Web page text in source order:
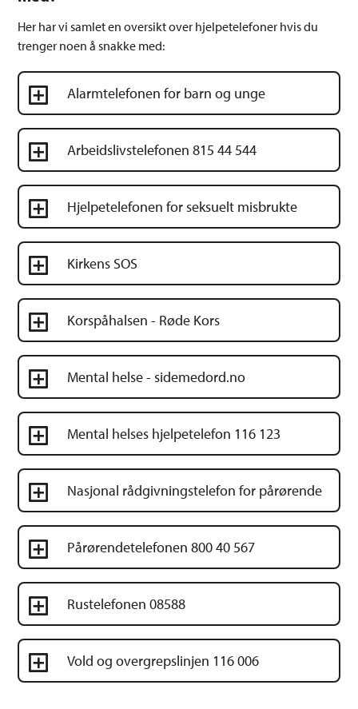
Her har vi samlet en oversikt over hjelpetelefoner hvis du
trenger noen å snakke med:
Alarmtelefonen for barn og unge
Arbeidslivstelefonen 815 44 544
Hjelpetelefonen for seksuelt misbrukte
Kirkens SOS
Korspåhalsen - Røde Kors
Mental helse - sidemedord.no
Mental helses hjelpetelefon 116 123
Nasjonal rådgivningstelefon for pårørende
Pårørendetelefonen 800 40 567
Rustelefonen 08588
Vold og overgrepslinjen 116 006